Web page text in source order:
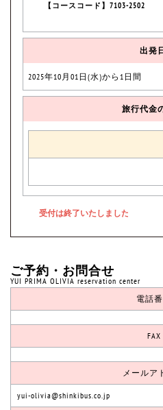
【コースコード】7103-2502
出発
2025年10月01日(水)から1日間
旅行代金
ご予約・お問合せ
YUI PRIMA OLIVIA reservation center
電話
FAX
メールア
yui-olivia@shinkibus.co.jp